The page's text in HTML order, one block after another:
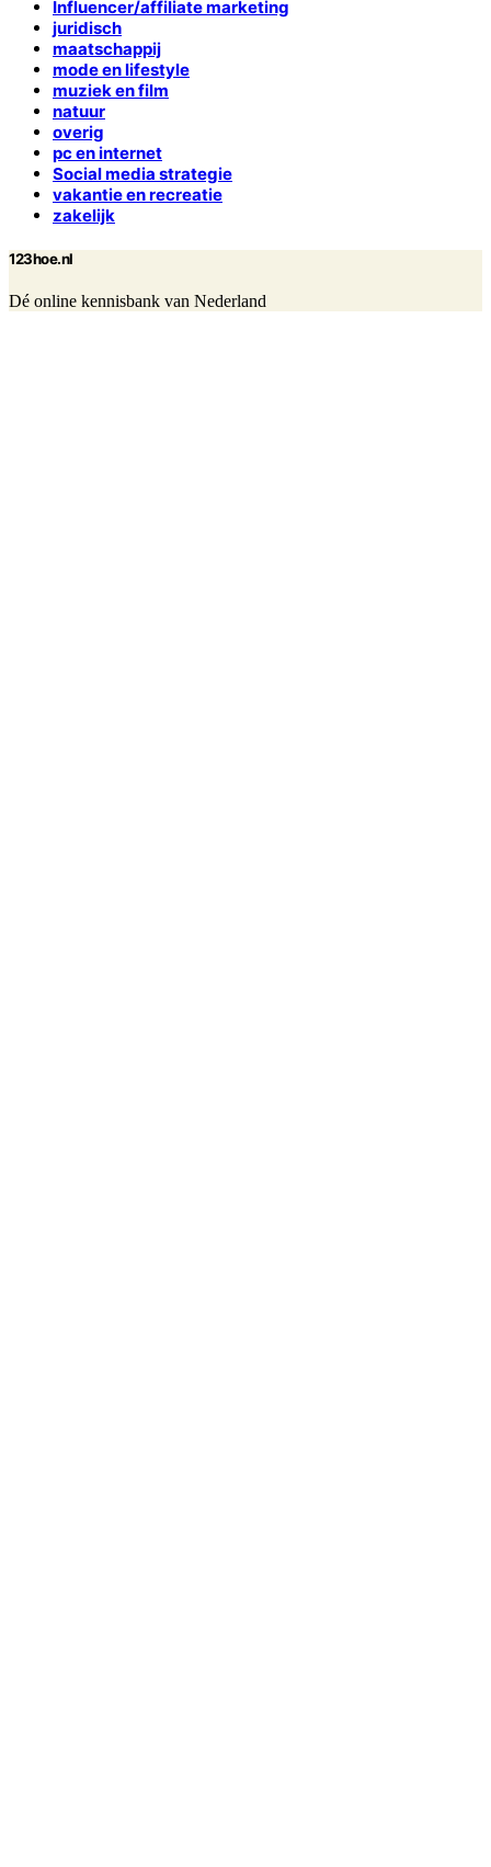
Influencer/affiliate marketing
juridisch
maatschappij
mode en lifestyle
muziek en film
natuur
overig
pc en internet
Social media strategie
vakantie en recreatie
zakelijk
123hoe.nl
Dé online kennisbank van Nederland